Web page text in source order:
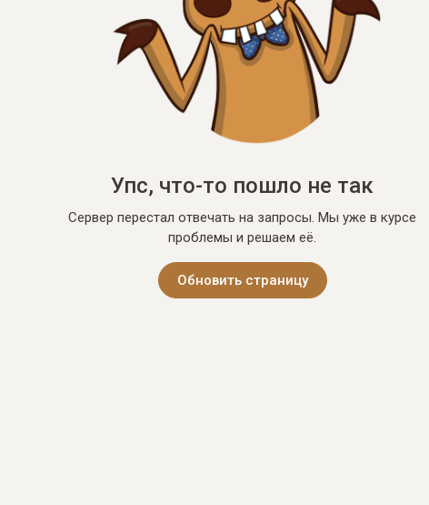
Упс, что-то пошло не так
Сервер перестал отвечать на запросы. Мы уже в курсе
проблемы и решаем её.
Обновить страницу